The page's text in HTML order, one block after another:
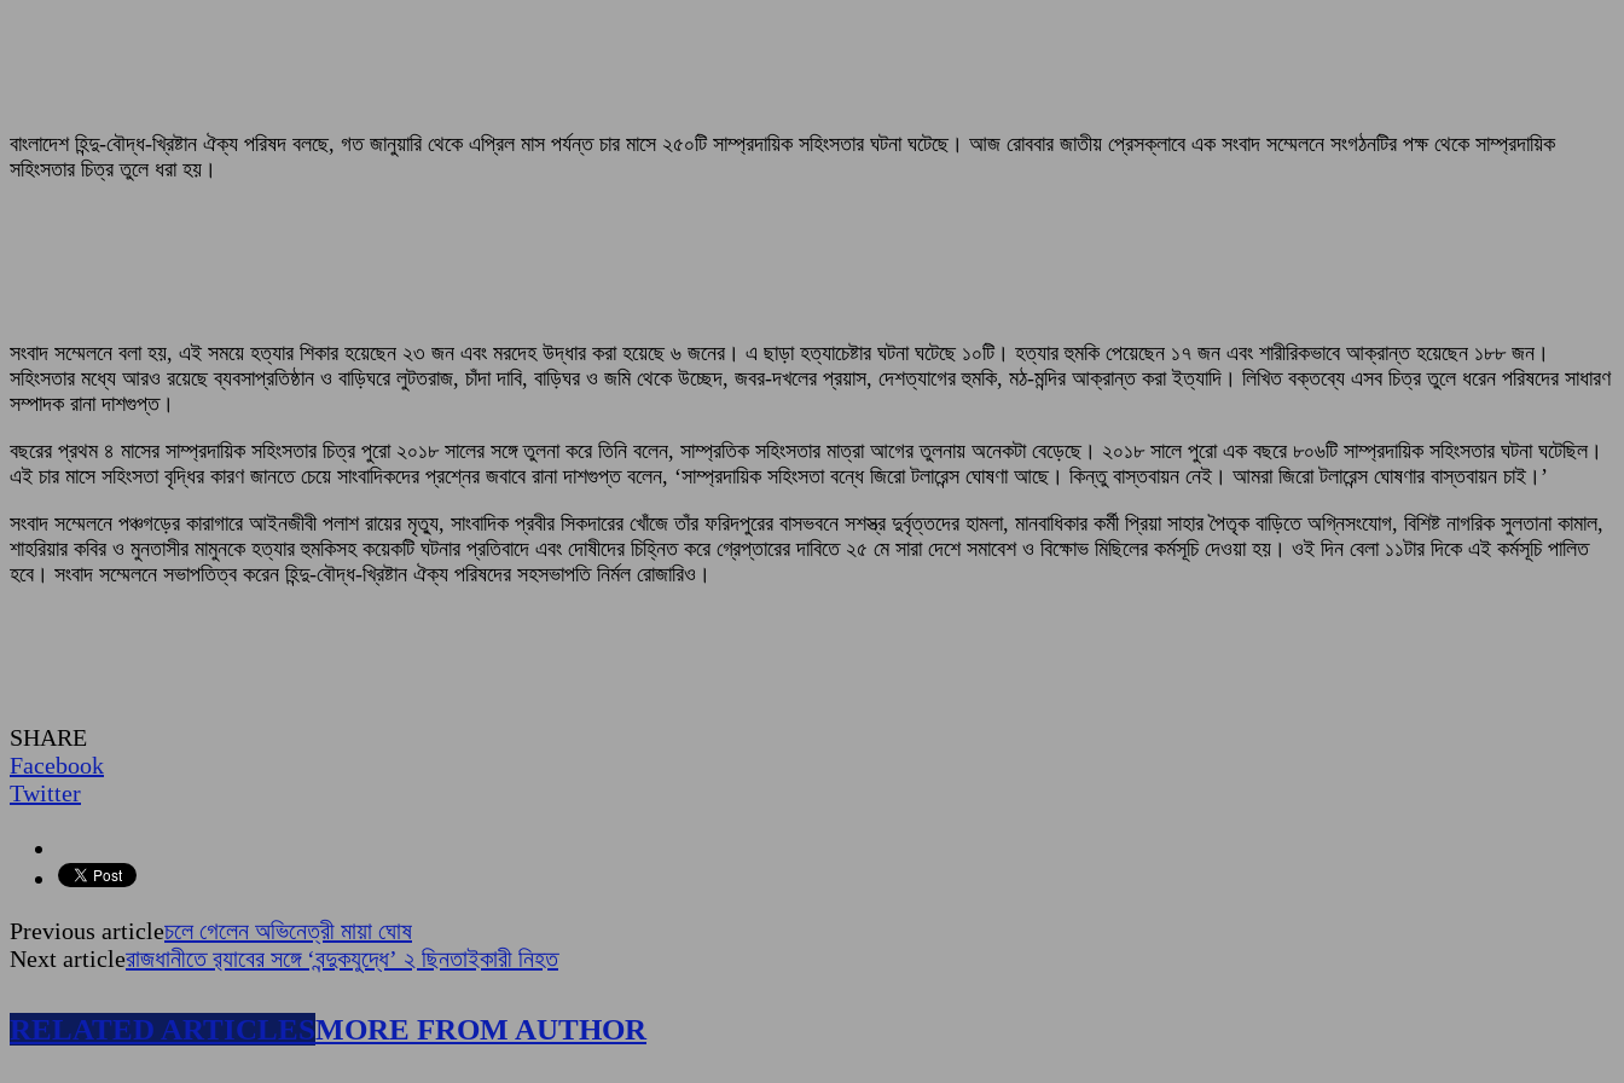
বাংলাদেশ হিন্দু-বৌদ্ধ-খ্রিষ্টান ঐক্য পরিষদ বলছে, গত জানুয়ারি থেকে এপ্রিল মাস পর্যন্ত চার মাসে ২৫০টি সাম্প্রদায়িক সহিংসতার ঘটনা ঘটেছে। আজ রোববার জাতীয় প্রেসক্লাবে এক সংবাদ সম্মেলনে সংগঠনটির পক্ষ থেকে সাম্প্রদায়িক
সহিংসতার চিত্র তুলে ধরা হয়।
সংবাদ সম্মেলনে বলা হয়, এই সময়ে হত্যার শিকার হয়েছেন ২৩ জন এবং মরদেহ উদ্ধার করা হয়েছে ৬ জনের। এ ছাড়া হত্যাচেষ্টার ঘটনা ঘটেছে ১০টি। হত্যার হুমকি পেয়েছেন ১৭ জন এবং শারীরিকভাবে আক্রান্ত হয়েছেন ১৮৮ জন।
সহিংসতার মধ্যে আরও রয়েছে ব্যবসাপ্রতিষ্ঠান ও বাড়িঘরে লুটতরাজ, চাঁদা দাবি, বাড়িঘর ও জমি থেকে উচ্ছেদ, জবর-দখলের প্রয়াস, দেশত্যাগের হুমকি, মঠ-মন্দির আক্রান্ত করা ইত্যাদি। লিখিত বক্তব্যে এসব চিত্র তুলে ধরেন পরিষদের সাধারণ
সম্পাদক রানা দাশগুপ্ত।
বছরের প্রথম ৪ মাসের সাম্প্রদায়িক সহিংসতার চিত্র পুরো ২০১৮ সালের সঙ্গে তুলনা করে তিনি বলেন, সাম্প্রতিক সহিংসতার মাত্রা আগের তুলনায় অনেকটা বেড়েছে। ২০১৮ সালে পুরো এক বছরে ৮০৬টি সাম্প্রদায়িক সহিংসতার ঘটনা ঘটেছিল।
এই চার মাসে সহিংসতা বৃদ্ধির কারণ জানতে চেয়ে সাংবাদিকদের প্রশ্নের জবাবে রানা দাশগুপ্ত বলেন, ‘সাম্প্রদায়িক সহিংসতা বন্ধে জিরো টলারেন্স ঘোষণা আছে। কিন্তু বাস্তবায়ন নেই। আমরা জিরো টলারেন্স ঘোষণার বাস্তবায়ন চাই।’
সংবাদ সম্মেলনে পঞ্চগড়ের কারাগারে আইনজীবী পলাশ রায়ের মৃত্যু, সাংবাদিক প্রবীর সিকদারের খোঁজে তাঁর ফরিদপুরের বাসভবনে সশস্ত্র দুর্বৃত্তদের হামলা, মানবাধিকার কর্মী প্রিয়া সাহার পৈতৃক বাড়িতে অগ্নিসংযোগ, বিশিষ্ট নাগরিক সুলতানা কামাল,
শাহরিয়ার কবির ও মুনতাসীর মামুনকে হত্যার হুমকিসহ কয়েকটি ঘটনার প্রতিবাদে এবং দোষীদের চিহ্নিত করে গ্রেপ্তারের দাবিতে ২৫ মে সারা দেশে সমাবেশ ও বিক্ষোভ মিছিলের কর্মসূচি দেওয়া হয়। ওই দিন বেলা ১১টার দিকে এই কর্মসূচি পালিত
হবে। সংবাদ সম্মেলনে সভাপতিত্ব করেন হিন্দু-বৌদ্ধ-খ্রিষ্টান ঐক্য পরিষদের সহসভাপতি নির্মল রোজারিও।
SHARE
Facebook
Twitter
Previous articleচলে গেলেন অভিনেত্রী মায়া ঘোষ
Next articleরাজধানীতে র‌্যাবের সঙ্গে ‘বন্দুকযুদ্ধে’ ২ ছিনতাইকারী নিহত
RELATED ARTICLESMORE FROM AUTHOR